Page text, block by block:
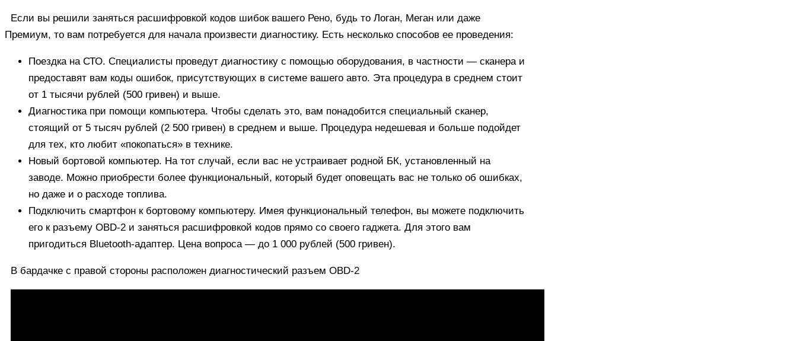
Если вы решили заняться расшифровкой кодов шибок вашего Рено, будь то Логан, Меган или даже
Премиум, то вам потребуется для начала произвести диагностику. Есть несколько способов ее проведения:
Поездка на СТО. Специалисты проведут диагностику с помощью оборудования, в частности — сканера и
предоставят вам коды ошибок, присутствующих в системе вашего авто. Эта процедура в среднем стоит
от 1 тысячи рублей (500 гривен) и выше.
Диагностика при помощи компьютера. Чтобы сделать это, вам понадобится специальный сканер,
стоящий от 5 тысяч рублей (2 500 гривен) в среднем и выше. Процедура недешевая и больше подойдет
для тех, кто любит «покопаться» в технике.
Новый бортовой компьютер. На тот случай, если вас не устраивает родной БК, установленный на
заводе. Можно приобрести более функциональный, который будет оповещать вас не только об ошибках,
но даже и о расходе топлива.
Подключить смартфон к бортовому компьютеру. Имея функциональный телефон, вы можете подключить
его к разъему OBD-2 и заняться расшифровкой кодов прямо со своего гаджета. Для этого вам
пригодиться Bluetooth-адаптер. Цена вопроса — до 1 000 рублей (500 гривен).
В бардачке с правой стороны расположен диагностический разъем OBD-2